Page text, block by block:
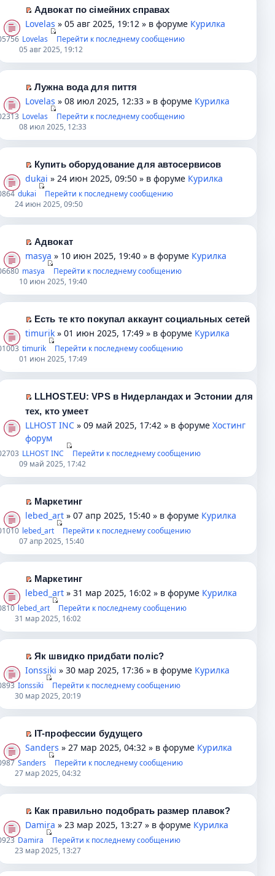
т
и
п
р
в
о
у
е
п
р
ч
т
а
н
о
у
с
о
б
е
н
П
р
й
т
и
п
р
в
о
у
е
п
р
ч
т
а
н
о
у
с
б
щ
е
н
и
ю
Адвокат по сімейних справах
Lovelas » 05 авг 2025, 19:12 » в форуме Курилка
5756 Lovelas
Перейти к последнему сообщению
05 авг 2025, 19:12
П
р
й
т
и
п
р
в
о
у
е
п
р
ч
т
а
о
м
у
с
о
о
б
щ
е
н
и
ю
Лужна вода для пиття
Lovelas » 08 июл 2025, 12:33 » в форуме Курилка
2313 Lovelas
Перейти к последнему сообщению
08 июл 2025, 12:33
П
р
й
т
и
п
р
в
о
у
е
п
ч
и
т
а
н
н
о
м
у
с
о
о
б
щ
е
н
и
ю
Купить оборудование для автосервисов
dukai » 24 июн 2025, 09:50 » в форуме Курилка
864 dukai
Перейти к последнему сообщению
24 июн 2025, 09:50
П
р
й
т
и
п
р
в
у
н
е
п
р
о
ч
и
т
а
н
н
о
м
у
с
о
о
щ
е
н
и
ю
Адвокат
masya » 10 июн 2025, 19:40 » в форуме Курилка
6680 masya
Перейти к последнему сообщению
10 июн 2025, 19:40
П
р
й
т
п
е
р
в
о
м
у
н
е
п
р
о
ч
и
т
а
н
н
м
у
с
о
о
щ
е
н
и
ю
Есть те кто покупал аккаунт социальных сетей
timurik » 01 июн 2025, 17:49 » в форуме Курилка
1003 timurik
Перейти к последнему сообщению
01 июн 2025, 17:49
р
е
й
т
и
к
п
е
р
в
о
м
у
н
е
п
р
о
и
т
а
н
н
м
у
с
о
о
щ
е
н
и
LLHOST.EU: VPS в Нидерландах и Эстонии для
тех, кто умеет
LLHOST INC » 09 май 2025, 17:42 » в форуме Хостинг
форум
2703 LLHOST INC
Перейти к последнему сообщению
09 май 2025, 17:42
П
р
й
т
и
п
е
р
в
о
у
н
е
п
р
ч
и
т
а
н
о
м
у
Маркетинг
lebed_art » 07 апр 2025, 15:40 » в форуме Курилка
1010 lebed_art
Перейти к последнему сообщению
07 апр 2025, 15:40
П
р
е
й
т
и
п
е
р
в
о
у
н
е
п
р
ч
и
т
Маркетинг
lebed_art » 31 мар 2025, 16:02 » в форуме Курилка
810 lebed_art
Перейти к последнему сообщению
31 мар 2025, 16:02
П
р
е
й
т
и
п
е
р
в
о
у
н
е
Як швидко придбати поліс?
Ionssiki » 30 мар 2025, 17:36 » в форуме Курилка
893 Ionssiki
Перейти к последнему сообщению
30 мар 2025, 20:19
П
р
е
й
т
и
п
е
р
IT-профессии будущего
Sanders » 27 мар 2025, 04:32 » в форуме Курилка
987 Sanders
Перейти к последнему сообщению
27 мар 2025, 04:32
П
р
е
й
Как правильно подобрать размер плавок?
Damira » 23 мар 2025, 13:27 » в форуме Курилка
923 Damira
Перейти к последнему сообщению
23 мар 2025, 13:27